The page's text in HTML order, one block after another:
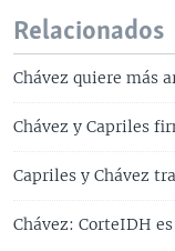
Relacionados
Chávez quiere más
Chávez y Capriles
Capriles y Chávez
Chávez: CorteIDH